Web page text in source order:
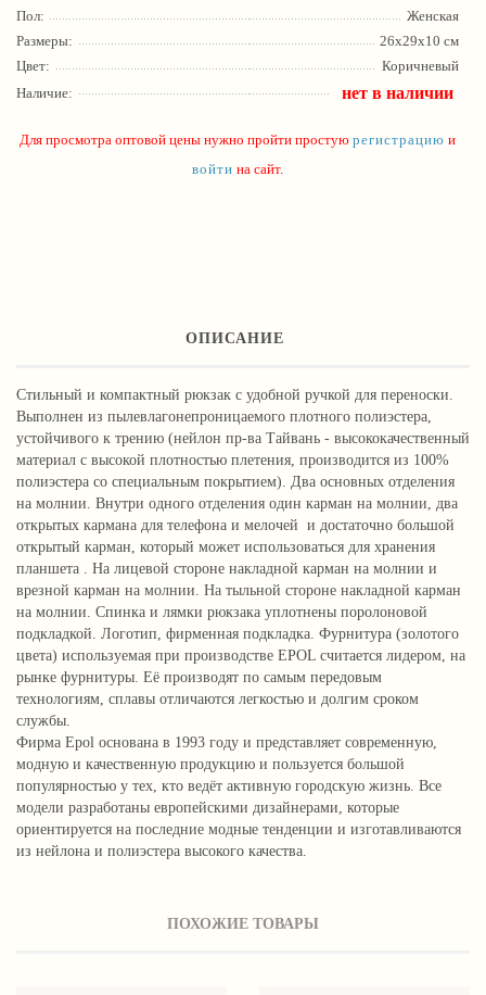
Пол:
Женская
Размеры:
26х29x10 см
Цвет:
Коричневый
Наличие:
нет в наличии
Для просмотра оптовой цены нужно пройти простую регистрацию и
войти на сайт.
ОПИСАНИЕ
Стильный и компактный рюкзак с удобной ручкой для переноски.
Выполнен из пылевлагонепроницаемого плотного полиэстера,
устойчивого к трению (нейлон пр-ва Тайвань - высококачественный
материал с высокой плотностью плетения, производится из 100%
полиэстера со специальным покрытием). Два основных отделения
на молнии. Внутри одного отделения один карман на молнии, два
открытых кармана для телефона и мелочей и достаточно большой
открытый карман, который может использоваться для хранения
планшета . На лицевой стороне накладной карман на молнии и
врезной карман на молнии. На тыльной стороне накладной карман
на молнии. Спинка и лямки рюкзака уплотнены поролоновой
подкладкой. Логотип, фирменная подкладка. Фурнитура (золотого
цвета) используемая при производстве EPOL считается лидером, на
рынке фурнитуры. Её производят по самым передовым
технологиям, сплавы отличаются легкостью и долгим сроком
службы.
Фирма Epol основана в 1993 году и представляет современную,
модную и качественную продукцию и пользуется большой
популярностью у тех, кто ведёт активную городскую жизнь. Все
модели разработаны европейскими дизайнерами, которые
ориентируется на последние модные тенденции и изготавливаются
из нейлона и полиэстера высокого качества.
ПОХОЖИЕ ТОВАРЫ